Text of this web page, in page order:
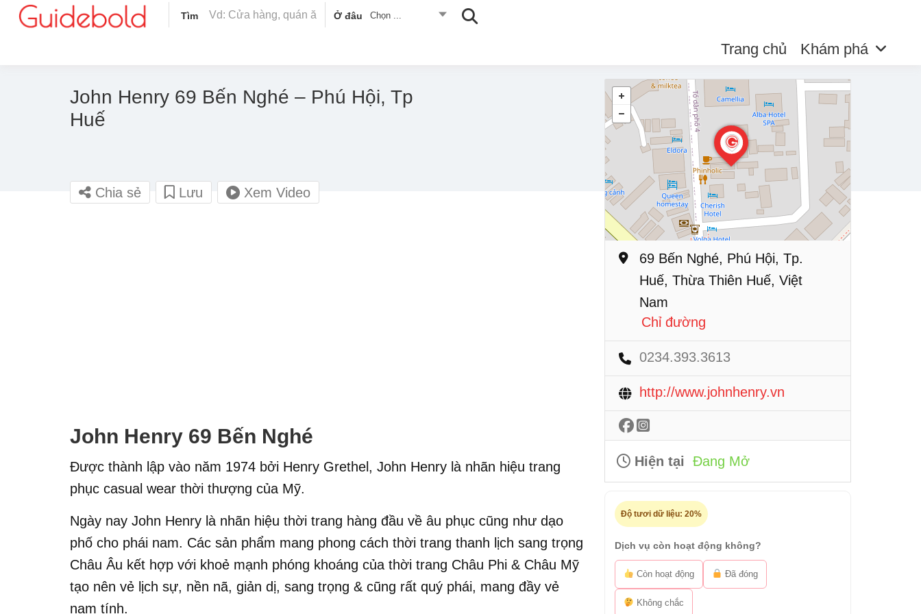
Tìm Ở đâu Chọn ...
Trang chủ Khám phá
John Henry 69 Bến Nghé – Phú Hội, Tp
Huế
Chia sẻ Lưu Xem Video
John Henry 69 Bến Nghé
Được thành lập vào năm 1974 bởi Henry Grethel, John Henry là nhãn hiệu trang
phục casual wear thời thượng của Mỹ.
Ngày nay John Henry là nhãn hiệu thời trang hàng đầu về âu phục cũng như dạo
phố cho phái nam. Các sản phẩm mang phong cách thời trang thanh lịch sang trọng
Châu Âu kết hợp với khoẻ mạnh phóng khoáng của thời trang Châu Phi & Châu Mỹ
tạo nên vẻ lịch sự, nền nã, giản dị, sang trọng & cũng rất quý phái, mang đầy vẻ
nam tính.
69 Bến Nghé, Phú Hội, Tp.
Huế, Thừa Thiên Huế, Việt
Nam
Chỉ đường
0234.393.3613
http://www.johnhenry.vn
Hiện tại Đang Mở
Độ tươi dữ liệu: 20%
Dịch vụ còn hoạt động không?
Còn hoạt động Đã đóng
Không chắc